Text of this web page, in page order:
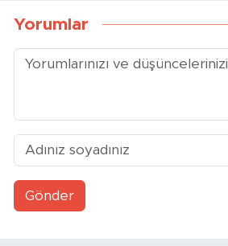
Yorumlar
Gönder